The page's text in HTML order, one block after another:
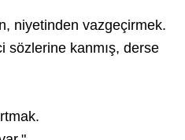
niyetinden vazgeçirmek.
sözlerine kanmış, derse